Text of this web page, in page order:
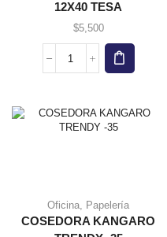
12X40 TESA
$5,500
CINTA
TESA
cantidad
Oficina, Papelería
COSEDORA KANGARO
Este
producto
tiene